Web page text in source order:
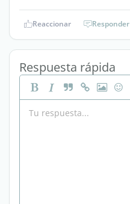
Reaccionar Responder
Respuesta rápida